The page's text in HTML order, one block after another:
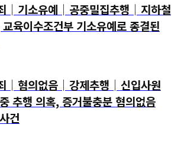
│기소유예│공중밀집추행│지하철
육이수조건부 기소유예로 종결된
│혐의없음│강제추행│신입사원
추행 의혹, 증거불충분 혐의없음
건